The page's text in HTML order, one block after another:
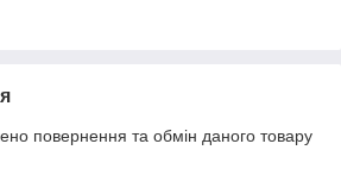
повернення та обмін даного товару